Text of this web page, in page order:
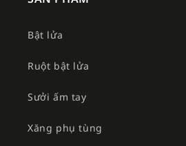
Bật lửa
Ruột bật lửa
Sưởi ấm tay
Xăng phụ tùng